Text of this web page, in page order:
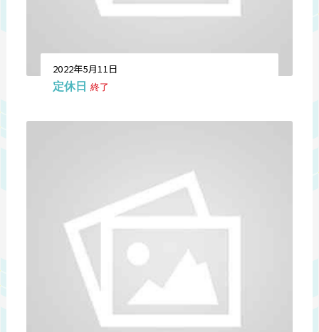
2022年5月11日
定休日 終了